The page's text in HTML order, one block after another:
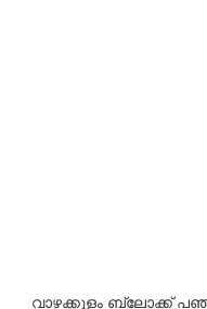
വാഴക്കുളം ബ്ലോക്ക്